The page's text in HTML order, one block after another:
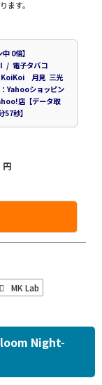
ます。
0倍】
/ 電子タバコ
KoiKoi 月見 三光
Yahooショッピン
店【データ取
秒】
円
MK Lab
Night-